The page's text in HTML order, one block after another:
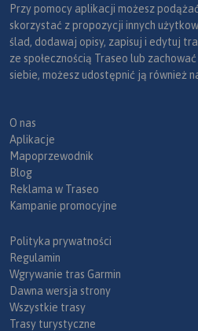
Przy pomocy aplikacji możesz
skorzystać z propozycji innych
ślad, dodawaj opisy, zapisuj i edytuj
ze społecznością Traseo lub
siebie, możesz udostępnić ją również
O nas
Aplikacje
Mapoprzewodnik
Blog
Reklama w Traseo
Kampanie promocyjne
Polityka prywatności
Regulamin
Wgrywanie tras Garmin
Dawna wersja strony
Wszystkie trasy
Trasy turystyczne